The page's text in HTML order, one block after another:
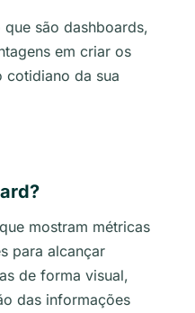
são dashboards,
em criar os
cotidiano da sua
mostram métricas
para alcançar
de forma visual,
das informações